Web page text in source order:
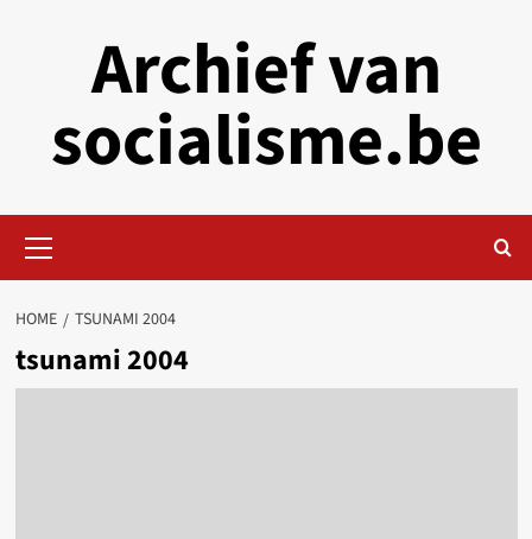
Archief van
socialisme.be
Menu
HOME TSUNAMI 2004
tsunami 2004